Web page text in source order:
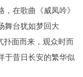
在歌曲《威凤吟》
舞台犹如梦回大
扑面而来，观众时而
于昔日长安的繁华似